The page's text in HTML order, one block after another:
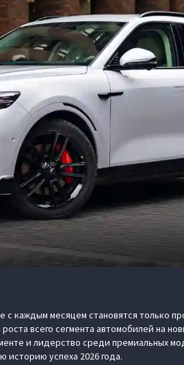
с каждым месяцем становятся только
всего сегмента автомобилей на
и лидерство среди премиальных
историю успеха 2026 года.